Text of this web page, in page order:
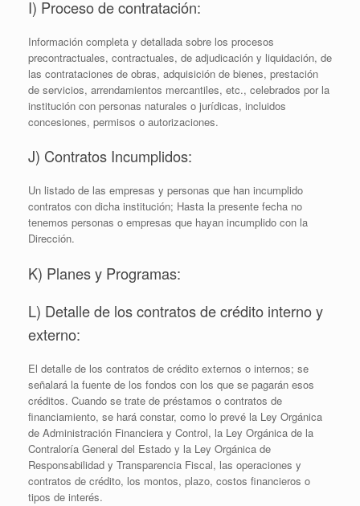
I) Proceso de contratación:
Información completa y detallada sobre los procesos
precontractuales, contractuales, de adjudicación y liquidación, de
las contrataciones de obras, adquisición de bienes, prestación
de servicios, arrendamientos mercantiles, etc., celebrados por la
institución con personas naturales o jurídicas, incluidos
concesiones, permisos o autorizaciones.
J) Contratos Incumplidos:
Un listado de las empresas y personas que han incumplido
contratos con dicha institución; Hasta la presente fecha no
tenemos personas o empresas que hayan incumplido con la
Dirección.
K) Planes y Programas:
L) Detalle de los contratos de crédito interno y
externo:
El detalle de los contratos de crédito externos o internos; se
señalará la fuente de los fondos con los que se pagarán esos
créditos. Cuando se trate de préstamos o contratos de
financiamiento, se hará constar, como lo prevé la Ley Orgánica
de Administración Financiera y Control, la Ley Orgánica de la
Contraloría General del Estado y la Ley Orgánica de
Responsabilidad y Transparencia Fiscal, las operaciones y
contratos de crédito, los montos, plazo, costos financieros o
tipos de interés.